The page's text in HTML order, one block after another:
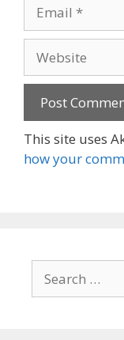
This site uses
how your
for: